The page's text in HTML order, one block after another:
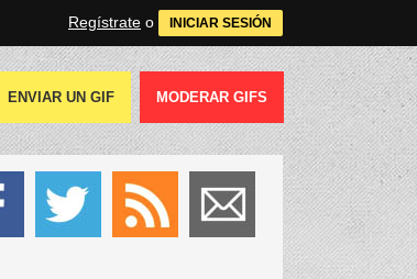
Regístrate o INICIAR SESIÓN
ENVIAR UN GIF MODERAR GIFS